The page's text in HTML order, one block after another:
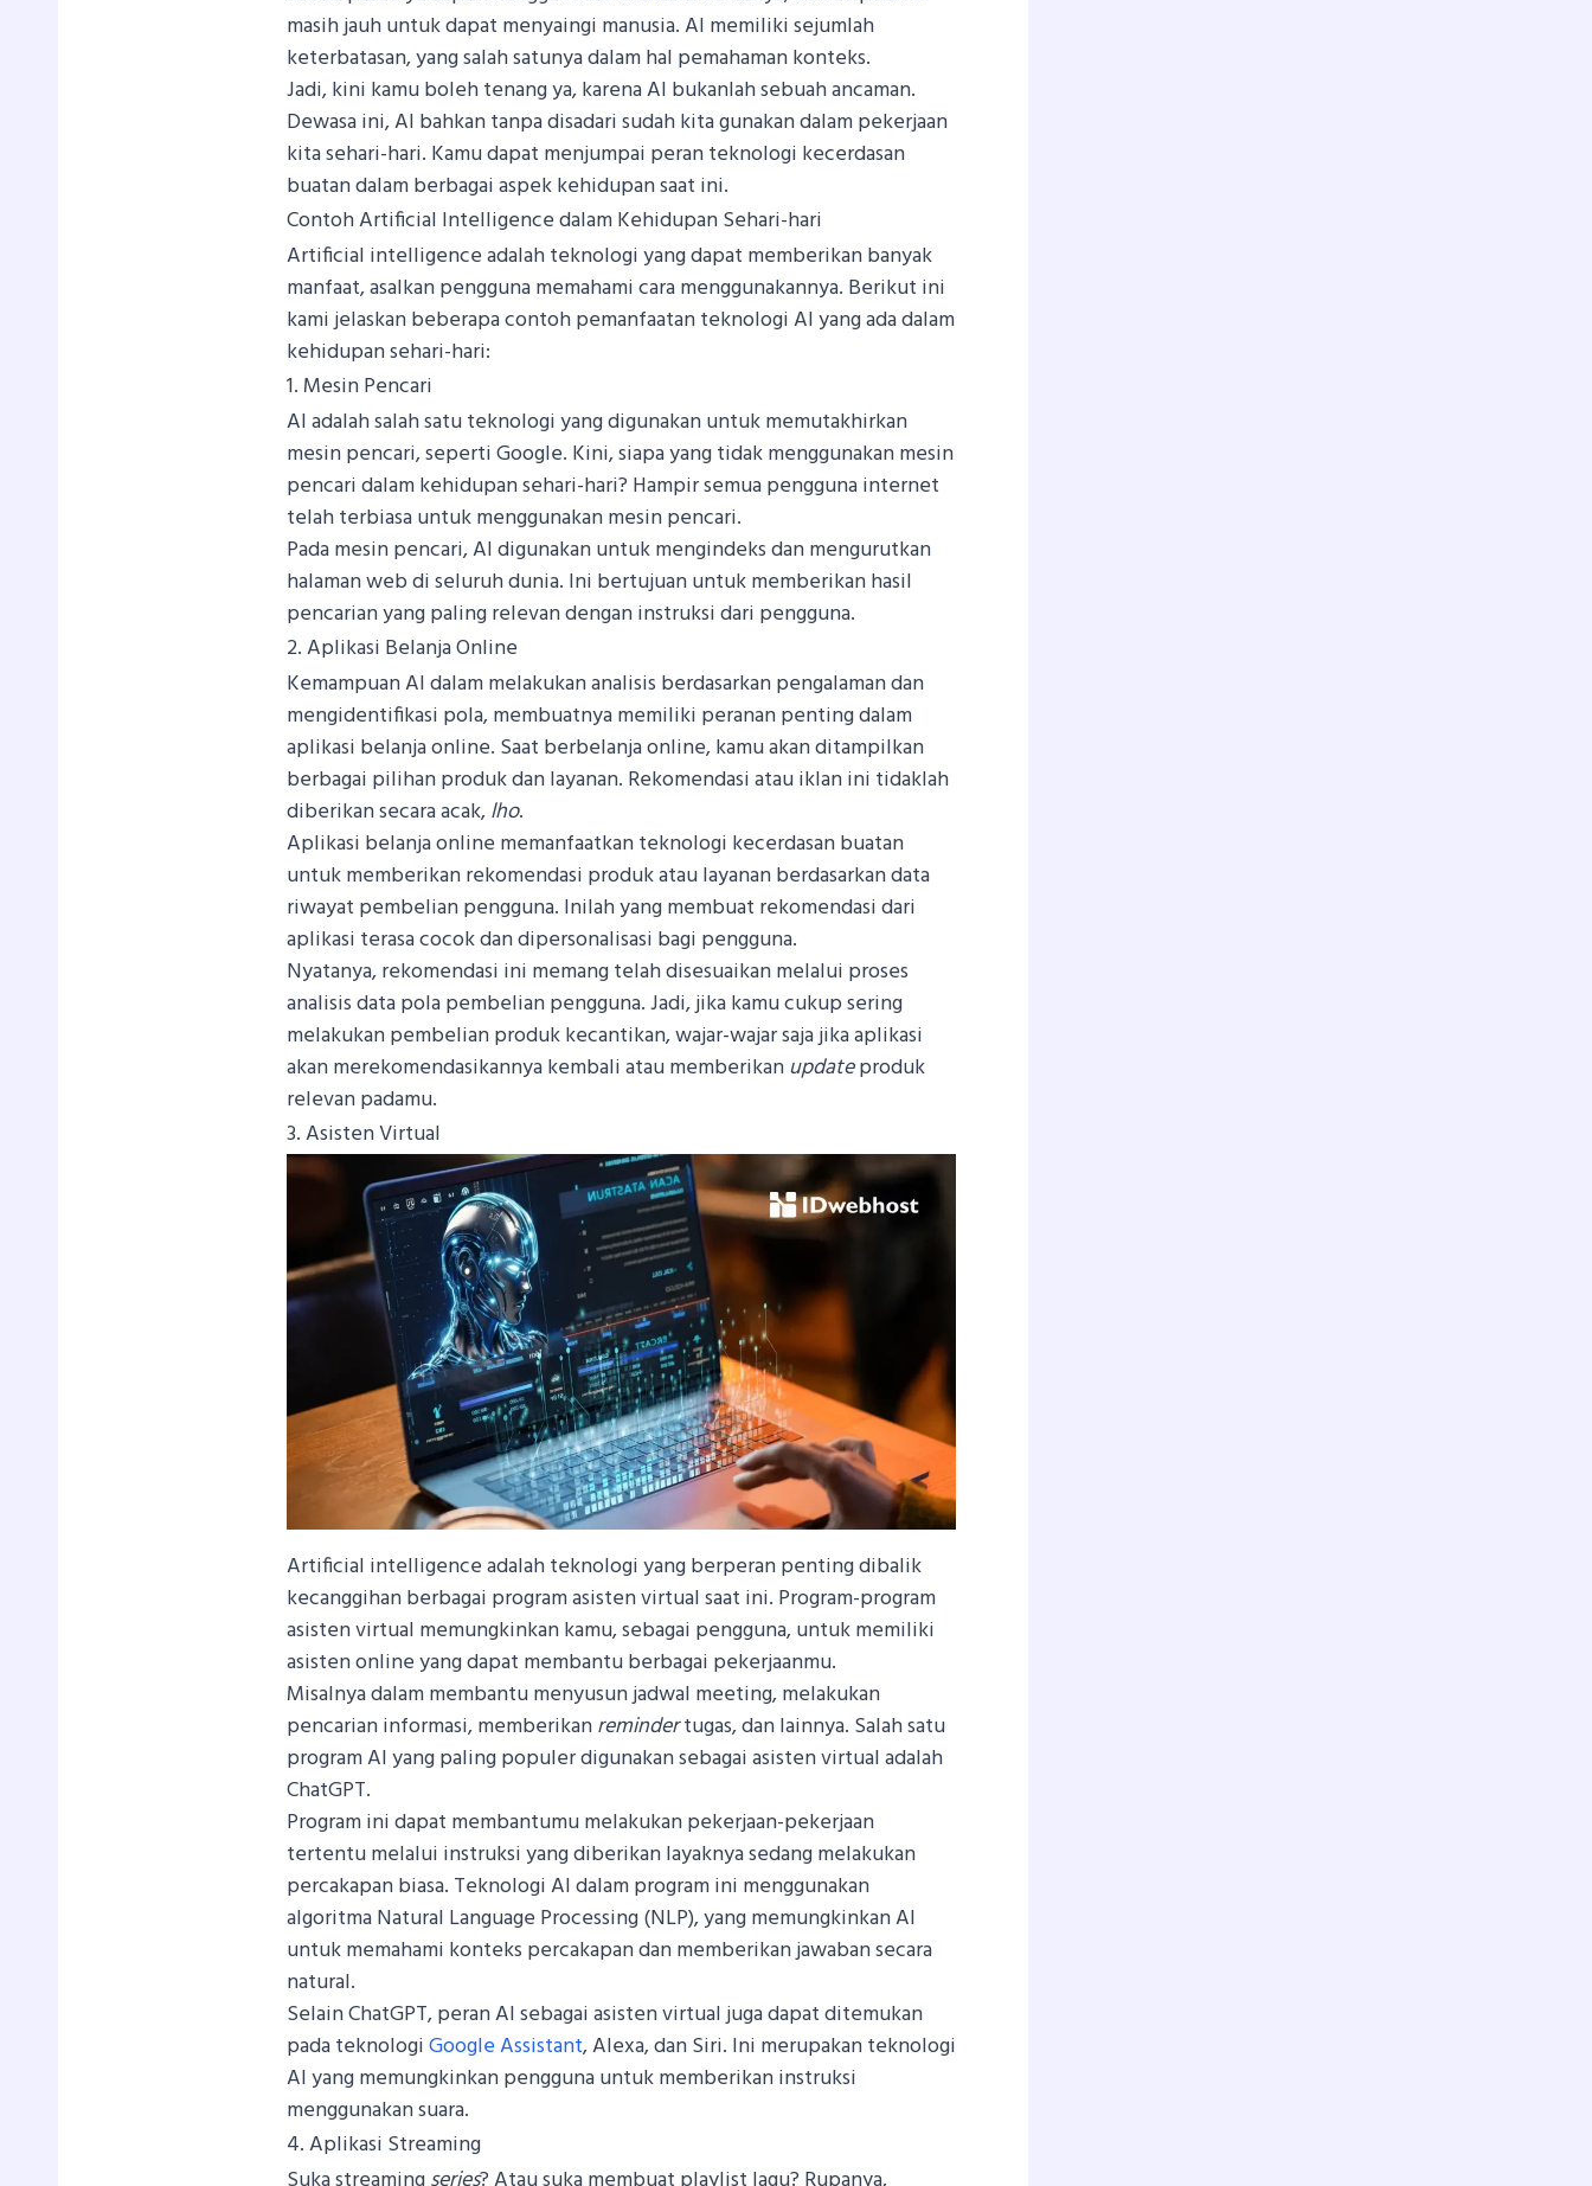
masih jauh untuk dapat menyaingi manusia. AI memiliki sejumlah
keterbatasan, yang salah satunya dalam hal pemahaman konteks.
Jadi, kini kamu boleh tenang ya, karena AI bukanlah sebuah ancaman.
Dewasa ini, AI bahkan tanpa disadari sudah kita gunakan dalam pekerjaan
kita sehari-hari. Kamu dapat menjumpai peran teknologi kecerdasan
buatan dalam berbagai aspek kehidupan saat ini.
Contoh Artificial Intelligence dalam Kehidupan Sehari-hari
Artificial intelligence adalah teknologi yang dapat memberikan banyak
manfaat, asalkan pengguna memahami cara menggunakannya. Berikut ini
kami jelaskan beberapa contoh pemanfaatan teknologi AI yang ada dalam
kehidupan sehari-hari:
1. Mesin Pencari
AI adalah salah satu teknologi yang digunakan untuk memutakhirkan
mesin pencari, seperti Google. Kini, siapa yang tidak menggunakan mesin
pencari dalam kehidupan sehari-hari? Hampir semua pengguna internet
telah terbiasa untuk menggunakan mesin pencari.
Pada mesin pencari, AI digunakan untuk mengindeks dan mengurutkan
halaman web di seluruh dunia. Ini bertujuan untuk memberikan hasil
pencarian yang paling relevan dengan instruksi dari pengguna.
2. Aplikasi Belanja Online
Kemampuan AI dalam melakukan analisis berdasarkan pengalaman dan
mengidentifikasi pola, membuatnya memiliki peranan penting dalam
aplikasi belanja online. Saat berbelanja online, kamu akan ditampilkan
berbagai pilihan produk dan layanan. Rekomendasi atau iklan ini tidaklah
diberikan secara acak,lho.
Aplikasi belanja online memanfaatkan teknologi kecerdasan buatan
untuk memberikan rekomendasi produk atau layanan berdasarkan data
riwayat pembelian pengguna. Inilah yang membuat rekomendasi dari
aplikasi terasa cocok dan dipersonalisasi bagi pengguna.
Nyatanya, rekomendasi ini memang telah disesuaikan melalui proses
analisis data pola pembelian pengguna. Jadi, jika kamu cukup sering
melakukan pembelian produk kecantikan, wajar-wajar saja jika aplikasi
akan merekomendasikannya kembali atau memberikan updateproduk
relevan padamu.
3. Asisten Virtual
Artificial intelligence adalah teknologi yang berperan penting dibalik
kecanggihan berbagai program asisten virtual saat ini. Program-program
asisten virtual memungkinkan kamu, sebagai pengguna, untuk memiliki
asisten online yang dapat membantu berbagai pekerjaanmu.
Misalnya dalam membantu menyusun jadwal meeting, melakukan
pencarian informasi, memberikanremindertugas, dan lainnya. Salah satu
program AI yang paling populer digunakan sebagai asisten virtual adalah
ChatGPT.
Program ini dapat membantumu melakukan pekerjaan-pekerjaan
tertentu melalui instruksi yang diberikan layaknya sedang melakukan
percakapan biasa. Teknologi AI dalam program ini menggunakan
algoritma Natural Language Processing (NLP), yang memungkinkan AI
untuk memahami konteks percakapan dan memberikan jawaban secara
natural.
Selain ChatGPT, peran AI sebagai asisten virtual juga dapat ditemukan
pada teknologiGoogle Assistant, Alexa, dan Siri. Ini merupakan teknologi
AI yang memungkinkan pengguna untuk memberikan instruksi
menggunakan suara.
4. Aplikasi Streaming